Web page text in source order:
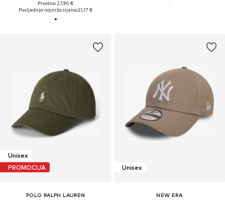
Prvotno: 27,90 €
Posljednja najniža cijena:21,17 €
Unisex
PROMOCIJA
POLO RALPH LAUREN
Unisex
NEW ERA